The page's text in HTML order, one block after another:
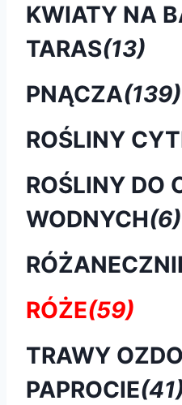
KWIATY NA
TARAS(13)
PNĄCZA(139)
ROŚLINY
ROŚLINY DO
WODNYCH(6)
RÓŻE(59)
TRAWY
PAPROCIE